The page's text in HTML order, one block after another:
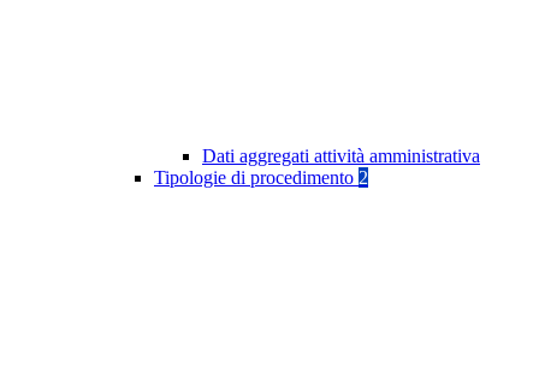
Dati aggregati attività amministrativa
Tipologie di procedimento 2